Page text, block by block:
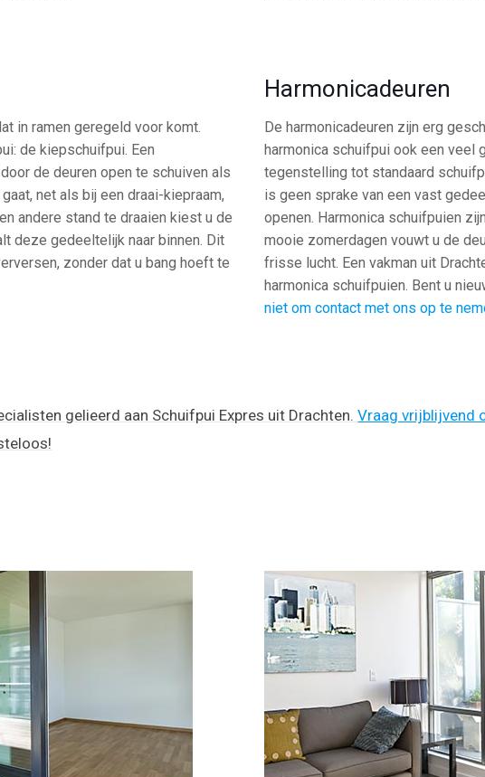
in ramen geregeld voor komt.
de kiepschuifpui. Een
de deuren open te schuiven als
net als bij een draai-kiepraam,
andere stand te draaien kiest u de
deze gedeeltelijk naar binnen. Dit
zonder dat u bang hoeft te
Harmonicadeuren
De harmonicadeuren zijn erg
harmonica schuifpui ook een veel
tegenstelling tot standaard
is geen sprake van een vast
openen. Harmonica schuifpuien
mooie zomerdagen vouwt u de
frisse lucht. Een vakman uit
harmonica schuifpuien. Bent u
niet om contact met ons op te
gelieerd aan Schuifpui Expres uit Drachten.Vraag vrijblijvend